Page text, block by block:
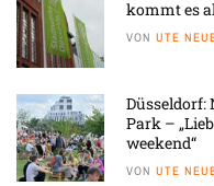
kommt es
VON UTE
Düsseldorf:
Park –
weekend“
VON UTE